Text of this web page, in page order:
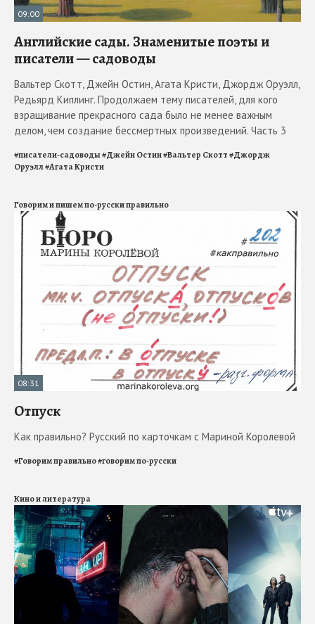
09:00
Английские сады. Знаменитые поэты и
писатели — садоводы
Вальтер Скотт, Джейн Остин, Агата Кристи, Джордж Оруэлл,
Редьярд Киплинг. Продолжаем тему писателей, для кого
взращивание прекрасного сада было не менее важным
делом, чем создание бессмертных произведений. Часть 3
#писатели-садоводы#Джейн Остин#Вальтер Скотт#Джордж
Оруэлл#Агата Кристи
Говорим и пишем по-русски правильно
08:31
Отпуск
Как правильно? Русский по карточкам с Мариной Королевой
#Говорим правильно#говорим по-русски
Кино и литература